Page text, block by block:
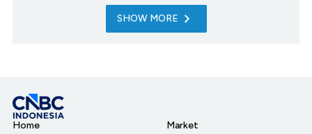
SHOW MORE
Home
Market